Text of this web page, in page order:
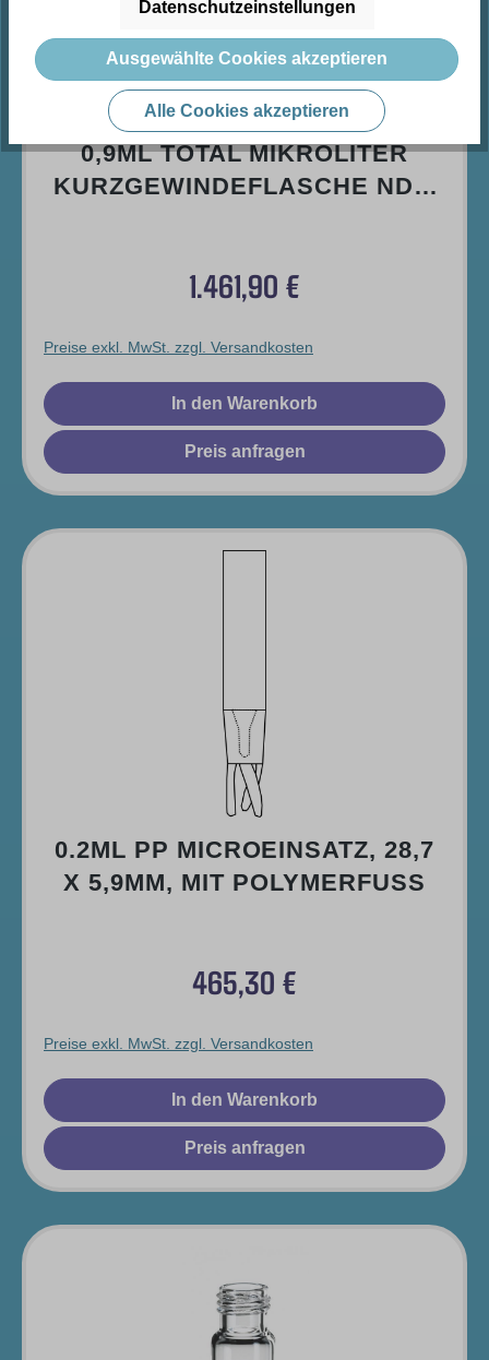
0,9ML TOTAL MIKROLITER
KURZGEWINDEFLASCHE ND9,
RESTVOLUMEN
Regulärer Preis:
1.461,90 €
Preise exkl. MwSt. zzgl. Versandkosten
In den Warenkorb
Preis anfragen
0.2ML PP MICROEINSATZ, 28,7
X 5,9MM, MIT POLYMERFUSS
Regulärer Preis:
465,30 €
Preise exkl. MwSt. zzgl. Versandkosten
In den Warenkorb
Preis anfragen
Datenschutzeinstellungen
Ausgewählte Cookies akzeptieren
Alle Cookies akzeptieren